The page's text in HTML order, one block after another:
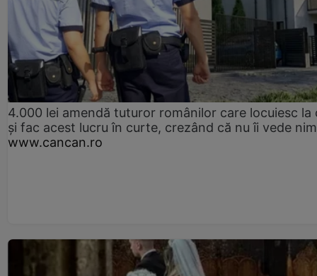
4.000 lei amendă tuturor românilor care locuiesc la
și fac acest lucru în curte, crezând că nu îi vede
www.cancan.ro